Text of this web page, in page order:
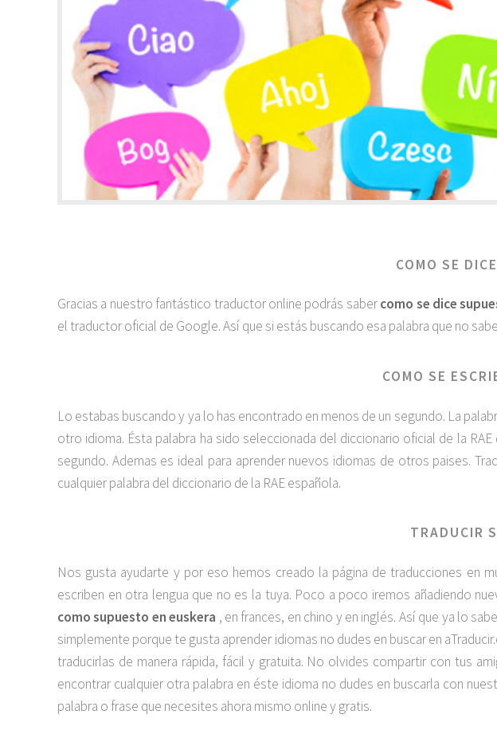
COMO SE
Gracias a nuestro fantástico traductor online podrás sabercomo se dice
el traductor oficial de Google. Así que si estás buscando esa palabra que no
COMO SE
Lo estabas buscando y ya lo has encontrado en menos de un segundo. La
otro idioma. Ésta palabra ha sido seleccionada del diccionario oficial de la
segundo. Ademas es ideal para aprender nuevos idiomas de otros paises.
cualquier palabra del diccionario de la RAE española.
TRADUCIR
Nos gusta ayudarte y por eso hemos creado la página de traducciones en
escriben en otra lengua que no es la tuya. Poco a poco iremos añadiendo
como supuesto en euskera , en frances, en chino y en inglés. Así que ya lo
simplemente porque te gusta aprender idiomas no dudes en buscar en
traducirlas de manera rápida, fácil y gratuita. No olvides compartir con tus
encontrar cualquier otra palabra en éste idioma no dudes en buscarla con
palabra o frase que necesites ahora mismo online y gratis.